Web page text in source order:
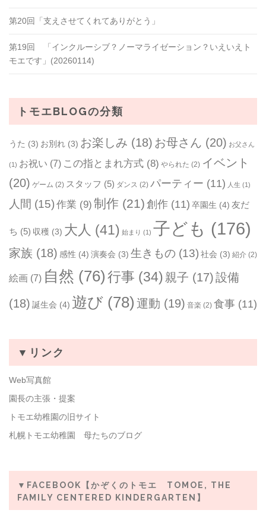
第20回「支えさせてくれてありがとう」
第19回 「インクルーシブ？ノーマライゼーション？いえいえト
モエです」(20260114)
トモエBLOGの分類
うた (3) お別れ (3) お楽しみ (18) お母さん (20) お父さん
(1) お祝い (7) この指とまれ方式 (8) やられた (2) イベント
(20) ゲーム (2) スタッフ (5) ダンス (2) パーティー (11) 人生 (1)
人間 (15) 作業 (9) 制作 (21) 創作 (11) 卒園生 (4) 友だ
ち (5) 収穫 (3) 大人 (41) 始まり (1) 子ども (176)
家族 (18) 感性 (4) 演奏会 (3) 生きもの (13) 社会 (3) 紹介 (2)
絵画 (7) 自然 (76) 行事 (34) 親子 (17)設備
(18) 誕生会 (4) 遊び (78) 運動 (19) 音楽 (2) 食事 (11)
▼リンク
Web写真館
園長の主張・提案
トモエ幼稚園の旧サイト
札幌トモエ幼稚園 母たちのブログ
▼FACEBOOK【かぞくのトモエ TOMOE, THE
FAMILY CENTERED KINDERGARTEN】